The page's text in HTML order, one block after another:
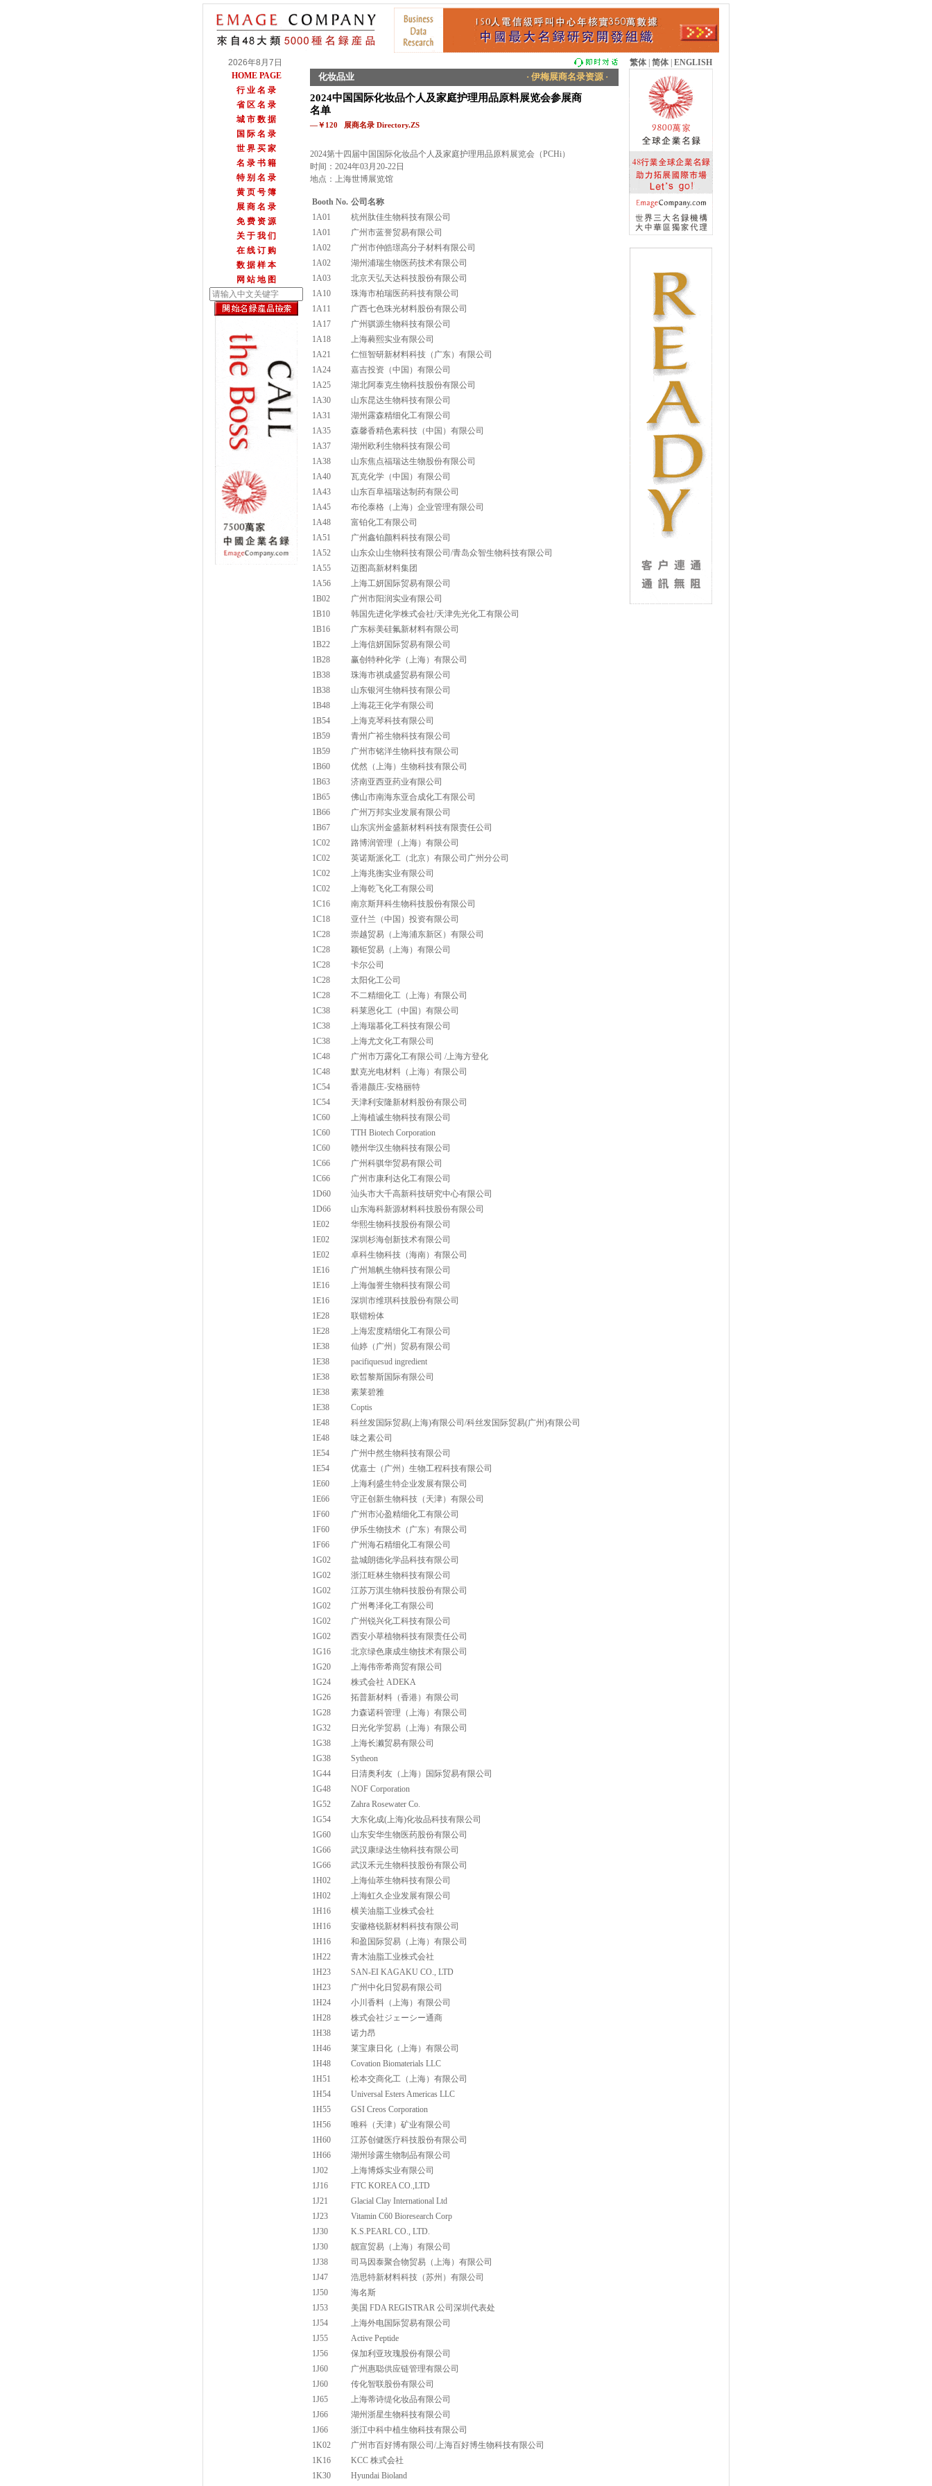
2026年8月7日 繁体 简体 ENGLISH
HOME PAGE
行 业 名 录
省 区 名 录
城 市 数 据
国 际 名 录
世 界 买 家
名 录 书 籍
特 别 名 录
黄 页 号 簿
展 商 名 录
免 费 资 源
关 于 我 们
在 线 订 购
数 据 样 本
网 站 地 图
化妆品业 · 伊梅展商名录资源 ·
2024中国国际化妆品个人及家庭护理用品原料展览会参展商
名单
—￥120 展商名录 Directory.ZS
2024第十四届中国国际化妆品个人及家庭护理用品原料展览会（PCHi）
时间：2024年03月20-22日
地点：上海世博展览馆
Booth No. 公司名称
1A01
杭州肽佳生物科技有限公司
1A01
广州市蓝誉贸易有限公司
1A02
广州市仲皓璟高分子材料有限公司
1A02
湖州浦瑞生物医药技术有限公司
1A03
北京天弘天达科技股份有限公司
1A10
珠海市柏瑞医药科技有限公司
1A11
广西七色珠光材料股份有限公司
1A17
广州骐源生物科技有限公司
1A18
上海蕤熙实业有限公司
1A21
仁恒智研新材料科技（广东）有限公司
1A24
嘉吉投资（中国）有限公司
1A25
湖北阿泰克生物科技股份有限公司
1A30
山东昆达生物科技有限公司
1A31
湖州露森精细化工有限公司
1A35
森馨香精色素科技（中国）有限公司
1A37
湖州欧利生物科技有限公司
1A38
山东焦点福瑞达生物股份有限公司
1A40
瓦克化学（中国）有限公司
1A43
山东百阜福瑞达制药有限公司
1A45
布伦泰格（上海）企业管理有限公司
1A48
富铂化工有限公司
1A51
广州鑫铂颜料科技有限公司
1A52
山东众山生物科技有限公司/青岛众智生物科技有限公司
1A55
迈图高新材料集团
1A56
上海工妍国际贸易有限公司
1B02
广州市阳润实业有限公司
1B10
韩国先进化学株式会社/天津先光化工有限公司
1B16
广东标美硅氟新材料有限公司
1B22
上海信妍国际贸易有限公司
1B28
赢创特种化学（上海）有限公司
1B38
珠海市祺成盛贸易有限公司
1B38
山东银河生物科技有限公司
1B48
上海花王化学有限公司
1B54
上海克琴科技有限公司
1B59
青州广裕生物科技有限公司
1B59
广州市铭洋生物科技有限公司
1B60
优然（上海）生物科技有限公司
1B63
济南亚西亚药业有限公司
1B65
佛山市南海东亚合成化工有限公司
1B66
广州万邦实业发展有限公司
1B67
山东滨州金盛新材料科技有限责任公司
1C02
路博润管理（上海）有限公司
1C02
英诺斯派化工（北京）有限公司广州分公司
1C02
上海兆衡实业有限公司
1C02
上海乾飞化工有限公司
1C16
南京斯拜科生物科技股份有限公司
1C18
亚什兰（中国）投资有限公司
1C28
崇越贸易（上海浦东新区）有限公司
1C28
颖钜贸易（上海）有限公司
1C28
卡尔公司
1C28
太阳化工公司
1C28
不二精细化工（上海）有限公司
1C38
科莱恩化工（中国）有限公司
1C38
上海瑞慕化工科技有限公司
1C38
上海尤文化工有限公司
1C48
广州市万露化工有限公司 /上海方登化
1C48
默克光电材料（上海）有限公司
1C54
香港颜庄-安格丽特
1C54
天津利安隆新材料股份有限公司
1C60
上海植诚生物科技有限公司
1C60
TTH Biotech Corporation
1C60
赣州华汉生物科技有限公司
1C66
广州科骐华贸易有限公司
1C66
广州市康利达化工有限公司
1D60
汕头市大千高新科技研究中心有限公司
1D66
山东海科新源材料科技股份有限公司
1E02
华熙生物科技股份有限公司
1E02
深圳杉海创新技术有限公司
1E02
卓科生物科技（海南）有限公司
1E16
广州旭帆生物科技有限公司
1E16
上海伽誉生物科技有限公司
1E16
深圳市维琪科技股份有限公司
1E28
联锴粉体
1E28
上海宏度精细化工有限公司
1E38
仙婷（广州）贸易有限公司
1E38
pacifiquesud ingredient
1E38
欧皙黎斯国际有限公司
1E38
素莱碧雅
1E38
Coptis
1E48
科丝发国际贸易(上海)有限公司/科丝发国际贸易(广州)有限公司
1E48
味之素公司
1E54
广州中然生物科技有限公司
1E54
优嘉士（广州）生物工程科技有限公司
1E60
上海利盛生特企业发展有限公司
1E66
守正创新生物科技（天津）有限公司
1F60
广州市沁盈精细化工有限公司
1F60
伊乐生物技术（广东）有限公司
1F66
广州海石精细化工有限公司
1G02
盐城朗德化学品科技有限公司
1G02
浙江旺林生物科技有限公司
1G02
江苏万淇生物科技股份有限公司
1G02
广州粤泽化工有限公司
1G02
广州锐兴化工科技有限公司
1G02
西安小草植物科技有限责任公司
1G16
北京绿色康成生物技术有限公司
1G20
上海伟帝希商贸有限公司
1G24
株式会社 ADEKA
1G26
拓普新材料（香港）有限公司
1G28
力森诺科管理（上海）有限公司
1G32
日光化学贸易（上海）有限公司
1G38
上海长濑贸易有限公司
1G38
Sytheon
1G44
日清奥利友（上海）国际贸易有限公司
1G48
NOF Corporation
1G52
Zahra Rosewater Co.
1G54
大东化成(上海)化妆品科技有限公司
1G60
山东安华生物医药股份有限公司
1G66
武汉康绿达生物科技有限公司
1G66
武汉禾元生物科技股份有限公司
1H02
上海仙萃生物科技有限公司
1H02
上海虹久企业发展有限公司
1H16
横关油脂工业株式会社
1H16
安徽格锐新材料科技有限公司
1H16
和盈国际贸易（上海）有限公司
1H22
青木油脂工业株式会社
1H23
SAN-EI KAGAKU CO., LTD
1H23
广州中化日贸易有限公司
1H24
小川香料（上海）有限公司
1H28
株式会社ジェーシー通商
1H38
诺力昂
1H46
莱宝康日化（上海）有限公司
1H48
Covation Biomaterials LLC
1H51
松本交商化工（上海）有限公司
1H54
Universal Esters Americas LLC
1H55
GSI Creos Corporation
1H56
唯科（天津）矿业有限公司
1H60
江苏创健医疗科技股份有限公司
1H66
湖州珍露生物制品有限公司
1J02
上海博烁实业有限公司
1J16
FTC KOREA CO.,LTD
1J21
Glacial Clay International Ltd
1J23
Vitamin C60 Bioresearch Corp
1J30
K.S.PEARL CO., LTD.
1J30
靓宣贸易（上海）有限公司
1J38
司马因泰聚合物贸易（上海）有限公司
1J47
浩思特新材料科技（苏州）有限公司
1J50
海名斯
1J53
美国 FDA REGISTRAR 公司深圳代表处
1J54
上海外电国际贸易有限公司
1J55
Active Peptide
1J56
保加利亚玫瑰股份有限公司
1J60
广州惠聪供应链管理有限公司
1J60
传化智联股份有限公司
1J65
上海蒂诗缇化妆品有限公司
1J66
湖州浙星生物科技有限公司
1J66
浙江中科中植生物科技有限公司
1K02
广州市百好博有限公司/上海百好博生物科技有限公司
1K16
KCC 株式会社
1K30
Hyundai Bioland